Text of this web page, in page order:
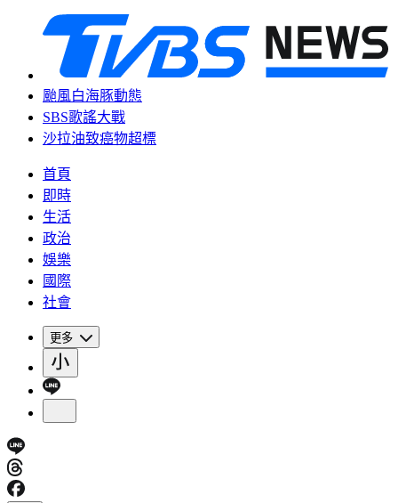
颱風白海豚動態
SBS歌謠大戰
沙拉油致癌物超標
首頁
即時
生活
政治
娛樂
國際
社會
更多